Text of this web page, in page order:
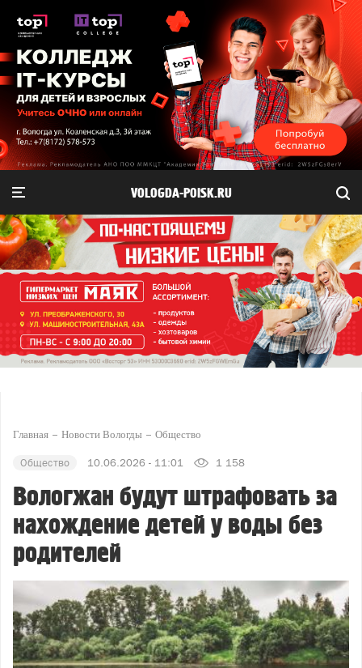
VOLOGDA-POISK.RU
Главная Новости Вологды Общество
Общество 10.06.2026 - 11:01 1 158
Вологжан будут штрафовать за
нахождение детей у воды без
родителей